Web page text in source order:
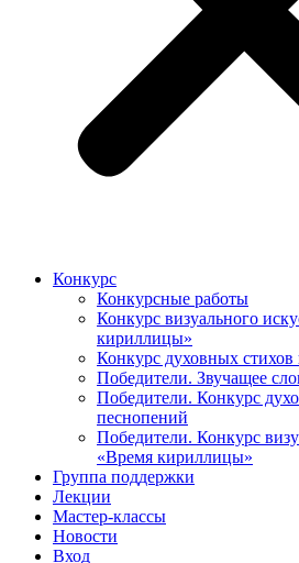
Конкурс
Конкурсные работы
Конкурс визуального
кириллицы»
Конкурс духовных
Победители. Звучащее
Победители. Конкурс
песнопений
Победители. Конкурс
«Время кириллицы»
Группа поддержки
Лекции
Мастер-классы
Новости
Вход